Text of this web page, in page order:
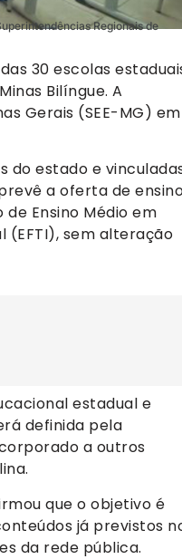
Regionais de
30 escolas
Bilíngue. A
Gerais (SEE-MG) em
do estado e
a oferta de
Ensino Médio em
(EFTI), sem alteração
estadual e
definida pela
a outros
que o objetivo é
já previstos
da rede pública.